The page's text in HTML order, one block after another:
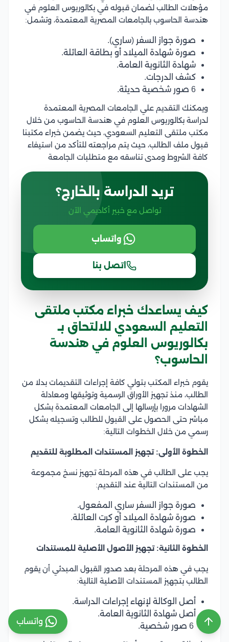
مؤهلات الطالب لضمان قبوله في بكالوريوس العلوم في
هندسة الحاسوب بالجامعات المصرية المعتمدة، وتشمل:
صورة جواز السفر (ساري).
صورة شهادة الميلاد أو بطاقة العائلة.
شهادة الثانوية العامة.
كشف الدرجات.
6 صور شخصية حديثة.
ويمكنك التقديم علي الجامعات المصرية المعتمدة
لدراسة بكالوريوس العلوم في هندسة الحاسوب من خلال
مكتب ملتقى التعليم السعودي، حيث يضمن خبراء مكتبنا
قبول ملف الطالب، حيث يتم مراجعته للتأكد من استيفاء
كافة الشروط ومدى تناسقه مع متطلبات الجامعة
تريد الدراسة بالخارج؟
تواصل مع خبير أكاديمي الآن
واتساب
اتصل بنا
كيف يساعدك خبراء مكتب ملتقى
التعليم السعودي للالتحاق بـ
بكالوريوس العلوم في هندسة
الحاسوب؟
يقوم خبراء المكتب بتولي كافة إجراءات التقديمات بدلا من
الطالب، منذ تجهيز الأوراق الرسمية وتوثيقها ومعادلة
الشهادات مرورا بإرسالها إلى الجامعات المعتمدة بشكل
مباشر حتى الحصول على القبول للطالب وتسجيله بشكل
رسمي من خلال الخطوات التالية:
الخطوة الأولى: تجهيز المستندات المطلوبة للتقديم
يجب على الطالب في هذه المرحلة تجهيز نسخ مجموعة
من المستندات التالية عند التقديم:
صورة جواز السفر ساري المفعول.
صورة شهادة الميلاد أو كرت العائلة.
صورة شهادة الثانوية العامة.
الخطوة الثانية: تجهيز الأصول الأصلية للمستندات
يجب في هذه المرحلة بعد صدور القبول المبدئي أن يقوم
الطالب بتجهيز المستندات الأصلية التالية:
أصل الوكالة لإنهاء إجراءات الدراسة.
أصل شهادة الثانوية العامة.
واتساب